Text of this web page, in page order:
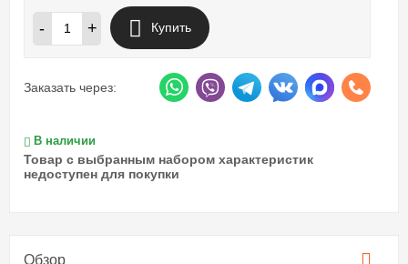
- + Купить
Заказать через:
В наличии
Товар с выбранным набором характеристик
недоступен для покупки
Обзор